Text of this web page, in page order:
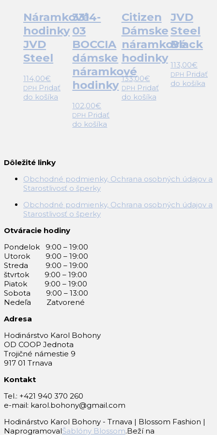
Náramkové
hodinky
JVD
Steel
114,00€
DPH Pridať
do košíka
3314-
03
BOCCIA
dámske
náramkové
hodinky
102,00€
DPH Pridať
do košíka
Citizen
Dámske
náramkové
hodinky
133,00€
DPH Pridať
do košíka
JVD
Steel
Black
113,00€
DPH Pridať
do košíka
Dôležité linky
Obchodné podmienky, Ochrana osobných údajov a
Starostlivosť o šperky
Obchodné podmienky, Ochrana osobných údajov a
Starostlivosť o šperky
Otváracie hodiny
Pondelok 9:00 – 19:00
Utorok 9:00 – 19:00
Streda 9:00 – 19:00
štvrtok 9:00 – 19:00
Piatok 9:00 – 19:00
Sobota 9:00 – 13:00
Nedeľa Zatvorené
Adresa
Hodinárstvo Karol Bohony
OD COOP Jednota
Trojičné námestie 9
917 01 Trnava
Kontakt
Tel.: +421 940 370 260
e-mail: karol.bohony@gmail.com
Hodinárstvo Karol Bohony - Trnava | Blossom Fashion |
NaprogramovalŠablóny Blossom.Beží na